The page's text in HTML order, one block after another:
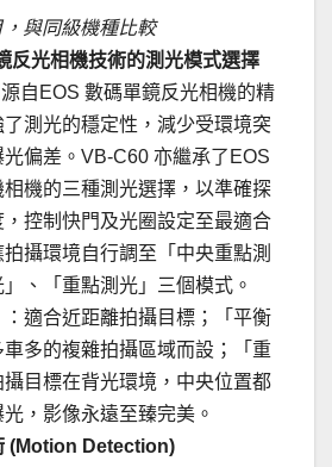
與同級機種比較
反光相機技術的測光模式選擇
自EOS 數碼單鏡反光相機的精
測光的穩定性，減少受環境突
偏差。VB-C60 亦繼承了EOS
機的三種測光選擇，以準確探
控制快門及光圈設定至最適合
攝環境自行調至「中央重點測
、「重點測光」三個模式。
：適合近距離拍攝目標；「平衡
多的複雜拍攝區域而設；「重
目標在背光環境，中央位置都
，影像永遠至臻完美。
(Motion Detection)